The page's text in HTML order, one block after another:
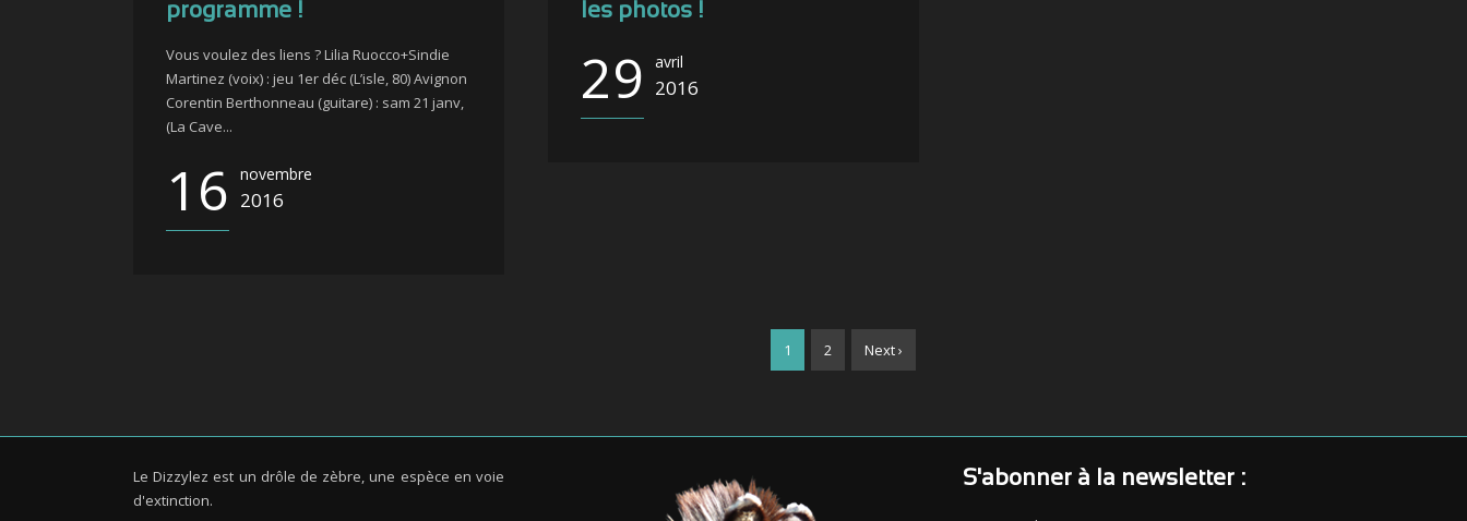
programme !
Vous voulez des liens ? Lilia Ruocco+Sindie
Martinez (voix) : jeu 1er déc (L’isle, 80) Avignon
Corentin Berthonneau (guitare) : sam 21 janv,
(La Cave...
16 novembre
2016
les photos !
29 avril
2016
1 2 Next ›
Le Dizzylez est un drôle de zèbre, une espèce en voie
d'extinction.
S'abonner à la newsletter :